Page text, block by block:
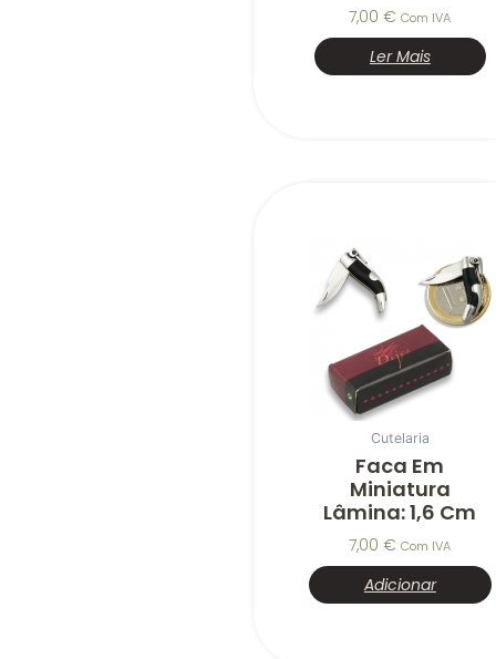
7,00€ Com IVA
Ler Mais
Cutelaria
Faca Em
Miniatura
Lâmina: 1,6 Cm
7,00€ Com IVA
Adicionar